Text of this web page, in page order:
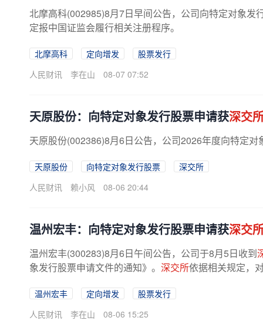
北摩高科(002985)8月7日早间公告，公司向特定对象发
定报中国证监会履行相关注册程序。
北摩高科 定向增发
股票发行
人民财讯
李在山 08-07 07:52
天原股份：向特定对象发行股票申请获深交
天原股份(002386)8月6日公告，公司2026年度向特定对
天原股份 向特定对象发行股票
深交所
人民财讯
赖小风 08-06 20:44
温州宏丰：向特定对象发行股票申请获深交
温州宏丰(300283)8月6日午间公告，公司于8月5日收到
象发行股票申请文件的通知》。 深交所依据相关规定，
温州宏丰 定向增发
股票发行
人民财讯
李在山 08-06 15:25